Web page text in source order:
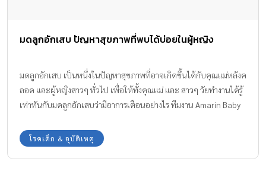
มดลูกอักเสบ ปัญหาสุขภาพที่พบได้บ่อยในผู้หญิง
มดลูกอักเสบ เป็นหนึ่งในปัญหาสุขภาพที่อาจเกิดขึ้นได้กับคุณแม่หลังค
ลอด และผู้หญิงสาวๆ ทั่วไป เพื่อให้ทั้งคุณแม่ และ สาวๆ วัยทำงานได้รู้
เท่าทันกับมดลูกอักเสบว่ามีอาการเตือนอย่างไร ทีมงาน Amarin Baby
มดลูกอักเสบกันค่ะ
โรคเด็ก & อุบัติเหตุ